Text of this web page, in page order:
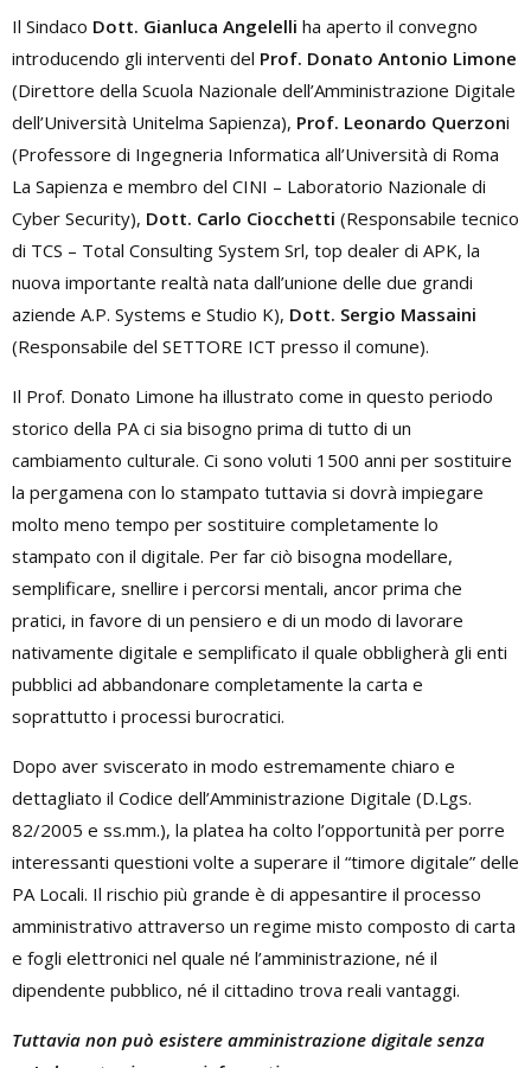
Il Sindaco Dott. Gianluca Angelelli ha aperto il convegno
introducendo gli interventi del Prof. Donato Antonio Limone
(Direttore della Scuola Nazionale dell’Amministrazione Digitale
dell’Università Unitelma Sapienza), Prof. Leonardo Querzoni
(Professore di Ingegneria Informatica all’Università di Roma
La Sapienza e membro del CINI – Laboratorio Nazionale di
Cyber Security), Dott. Carlo Ciocchetti (Responsabile tecnico
di TCS – Total Consulting System Srl, top dealer di APK, la
nuova importante realtà nata dall’unione delle due grandi
aziende A.P. Systems e Studio K), Dott. Sergio Massaini
(Responsabile del SETTORE ICT presso il comune).
Il Prof. Donato Limone ha illustrato come in questo periodo
storico della PA ci sia bisogno prima di tutto di un
cambiamento culturale. Ci sono voluti 1500 anni per sostituire
la pergamena con lo stampato tuttavia si dovrà impiegare
molto meno tempo per sostituire completamente lo
stampato con il digitale. Per far ciò bisogna modellare,
semplificare, snellire i percorsi mentali, ancor prima che
pratici, in favore di un pensiero e di un modo di lavorare
nativamente digitale e semplificato il quale obbligherà gli enti
pubblici ad abbandonare completamente la carta e
soprattutto i processi burocratici.
Dopo aver sviscerato in modo estremamente chiaro e
dettagliato il Codice dell’Amministrazione Digitale (D.Lgs.
82/2005 e ss.mm.), la platea ha colto l’opportunità per porre
interessanti questioni volte a superare il “timore digitale” delle
PA Locali. Il rischio più grande è di appesantire il processo
amministrativo attraverso un regime misto composto di carta
e fogli elettronici nel quale né l’amministrazione, né il
dipendente pubblico, né il cittadino trova reali vantaggi.
Tuttavia non può esistere amministrazione digitale senza